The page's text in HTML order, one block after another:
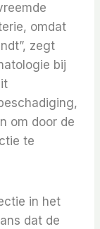
omdat
zegt
bij
om door de
te
in het
dat de